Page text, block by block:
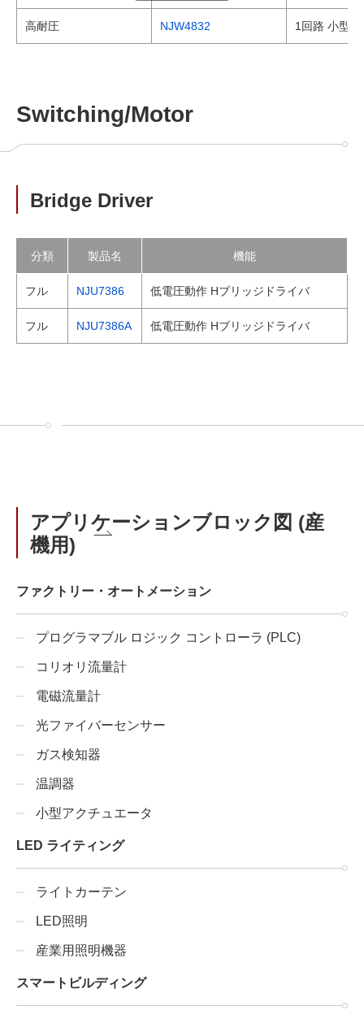
高耐圧 NJW4832 1回路 小型
Switching/Motor
Bridge Driver
分類 製品名 機能
フル NJU7386 低電圧動作 Hブリッジドライバ
フル NJU7386A 低電圧動作 Hブリッジドライバ
アプリケーションブロック図 (産
機用)
ファクトリー・オートメーション
プログラマブル ロジック コントローラ (PLC)
コリオリ流量計
電磁流量計
光ファイバーセンサー
ガス検知器
温調器
小型アクチュエータ
LED ライティング
ライトカーテン
LED照明
産業用照明機器
スマートビルディング